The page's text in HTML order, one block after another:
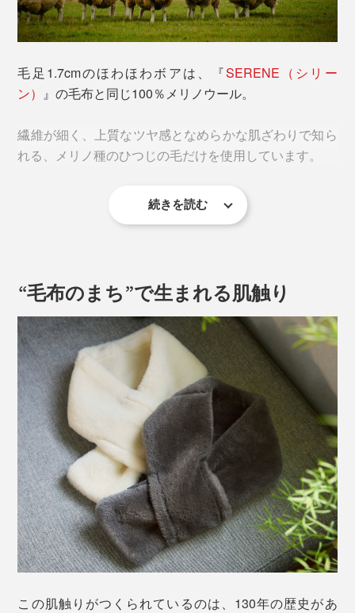
毛足1.7cmのほわほわボアは、『SERENE（シリー
ン） 』の毛布と同じ100％メリノウール。
繊維が細く、上質なツヤ感となめらかな肌ざわりで知ら
れる、メリノ種のひつじの毛だけを使用しています。
ウールというと「チクチクするのでは？」と思う人もい
自然のやさしさを感じる温かさです。
続きを読む
“毛布のまち”で生まれる肌触り
この肌触りがつくられているのは、130年の歴史があ